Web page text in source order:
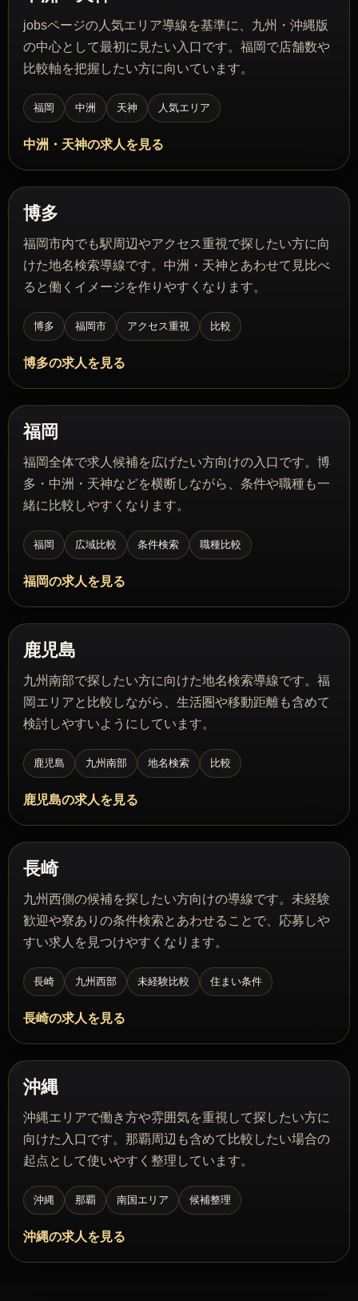
jobsページの人気エリア導線を基準に、九州・沖縄版
の中心として最初に見たい入口です。福岡で店舗数や
比較軸を把握したい方に向いています。
福岡 中洲 天神 人気エリア
中洲・天神の求人を見る
博多
福岡市内でも駅周辺やアクセス重視で探したい方に向
けた地名検索導線です。中洲・天神とあわせて見比べ
ると働くイメージを作りやすくなります。
博多 福岡市 アクセス重視 比較
博多の求人を見る
福岡
福岡全体で求人候補を広げたい方向けの入口です。博
多・中洲・天神などを横断しながら、条件や職種も一
緒に比較しやすくなります。
福岡 広域比較 条件検索 職種比較
福岡の求人を見る
鹿児島
九州南部で探したい方に向けた地名検索導線です。福
岡エリアと比較しながら、生活圏や移動距離も含めて
検討しやすいようにしています。
鹿児島 九州南部 地名検索 比較
鹿児島の求人を見る
長崎
九州西側の候補を探したい方向けの導線です。未経験
歓迎や寮ありの条件検索とあわせることで、応募しや
すい求人を見つけやすくなります。
長崎 九州西部 未経験比較 住まい条件
長崎の求人を見る
沖縄
沖縄エリアで働き方や雰囲気を重視して探したい方に
向けた入口です。那覇周辺も含めて比較したい場合の
起点として使いやすく整理しています。
沖縄 那覇 南国エリア 候補整理
沖縄の求人を見る